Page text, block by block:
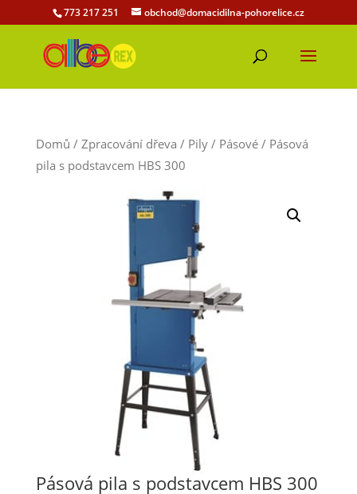
773 217 251 obchod@domacidilna-pohorelice.cz
Domů / Zpracování dřeva / Pily/ Pásové/ Pásová
pila s podstavcem HBS 300
Pásová pila s podstavcem HBS 300